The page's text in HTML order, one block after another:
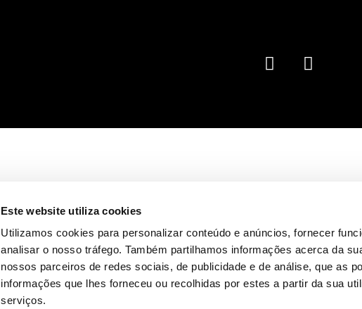
Este website utiliza cookies
Utilizamos cookies para personalizar conteúdo e anúncios, fornecer
analisar o nosso tráfego. Também partilhamos informações acerca da
nossos parceiros de redes sociais, de publicidade e de análise, que as
informações que lhes forneceu ou recolhidas por estes a partir da sua
serviços.